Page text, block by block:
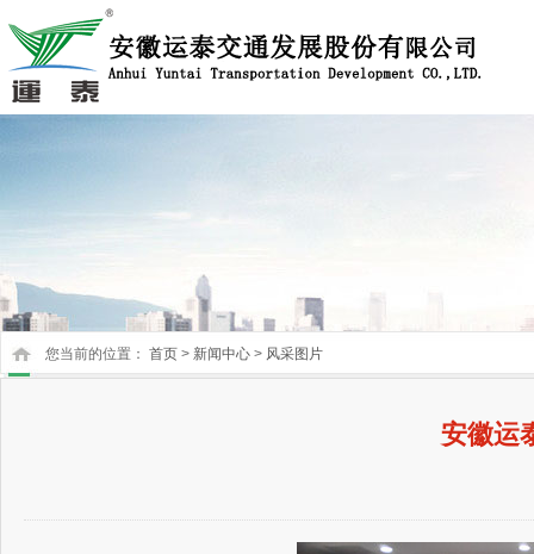
您当前的位置： 首页 > 新闻中心 > 风采图片
安徽运